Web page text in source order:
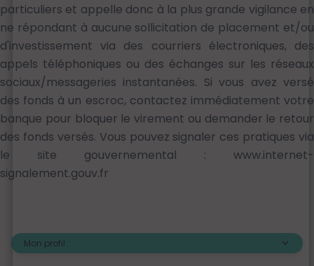
particuliers et appelle donc à la plus grande vigilance en
ne répondant à aucune sollicitation de placement et/ou
d'investissement via des courriers électroniques, des
appels téléphoniques ou des échanges sur les réseaux
sociaux/messageries instantanées. Si vous avez versé
des fonds à un escroc, contactez immédiatement votre
banque pour bloquer le virement ou demander le retour
des fonds versés. Vous pouvez signaler ces pratiques via
le site gouvernemental : www.internet-
signalement.gouv.fr
Mon profil :